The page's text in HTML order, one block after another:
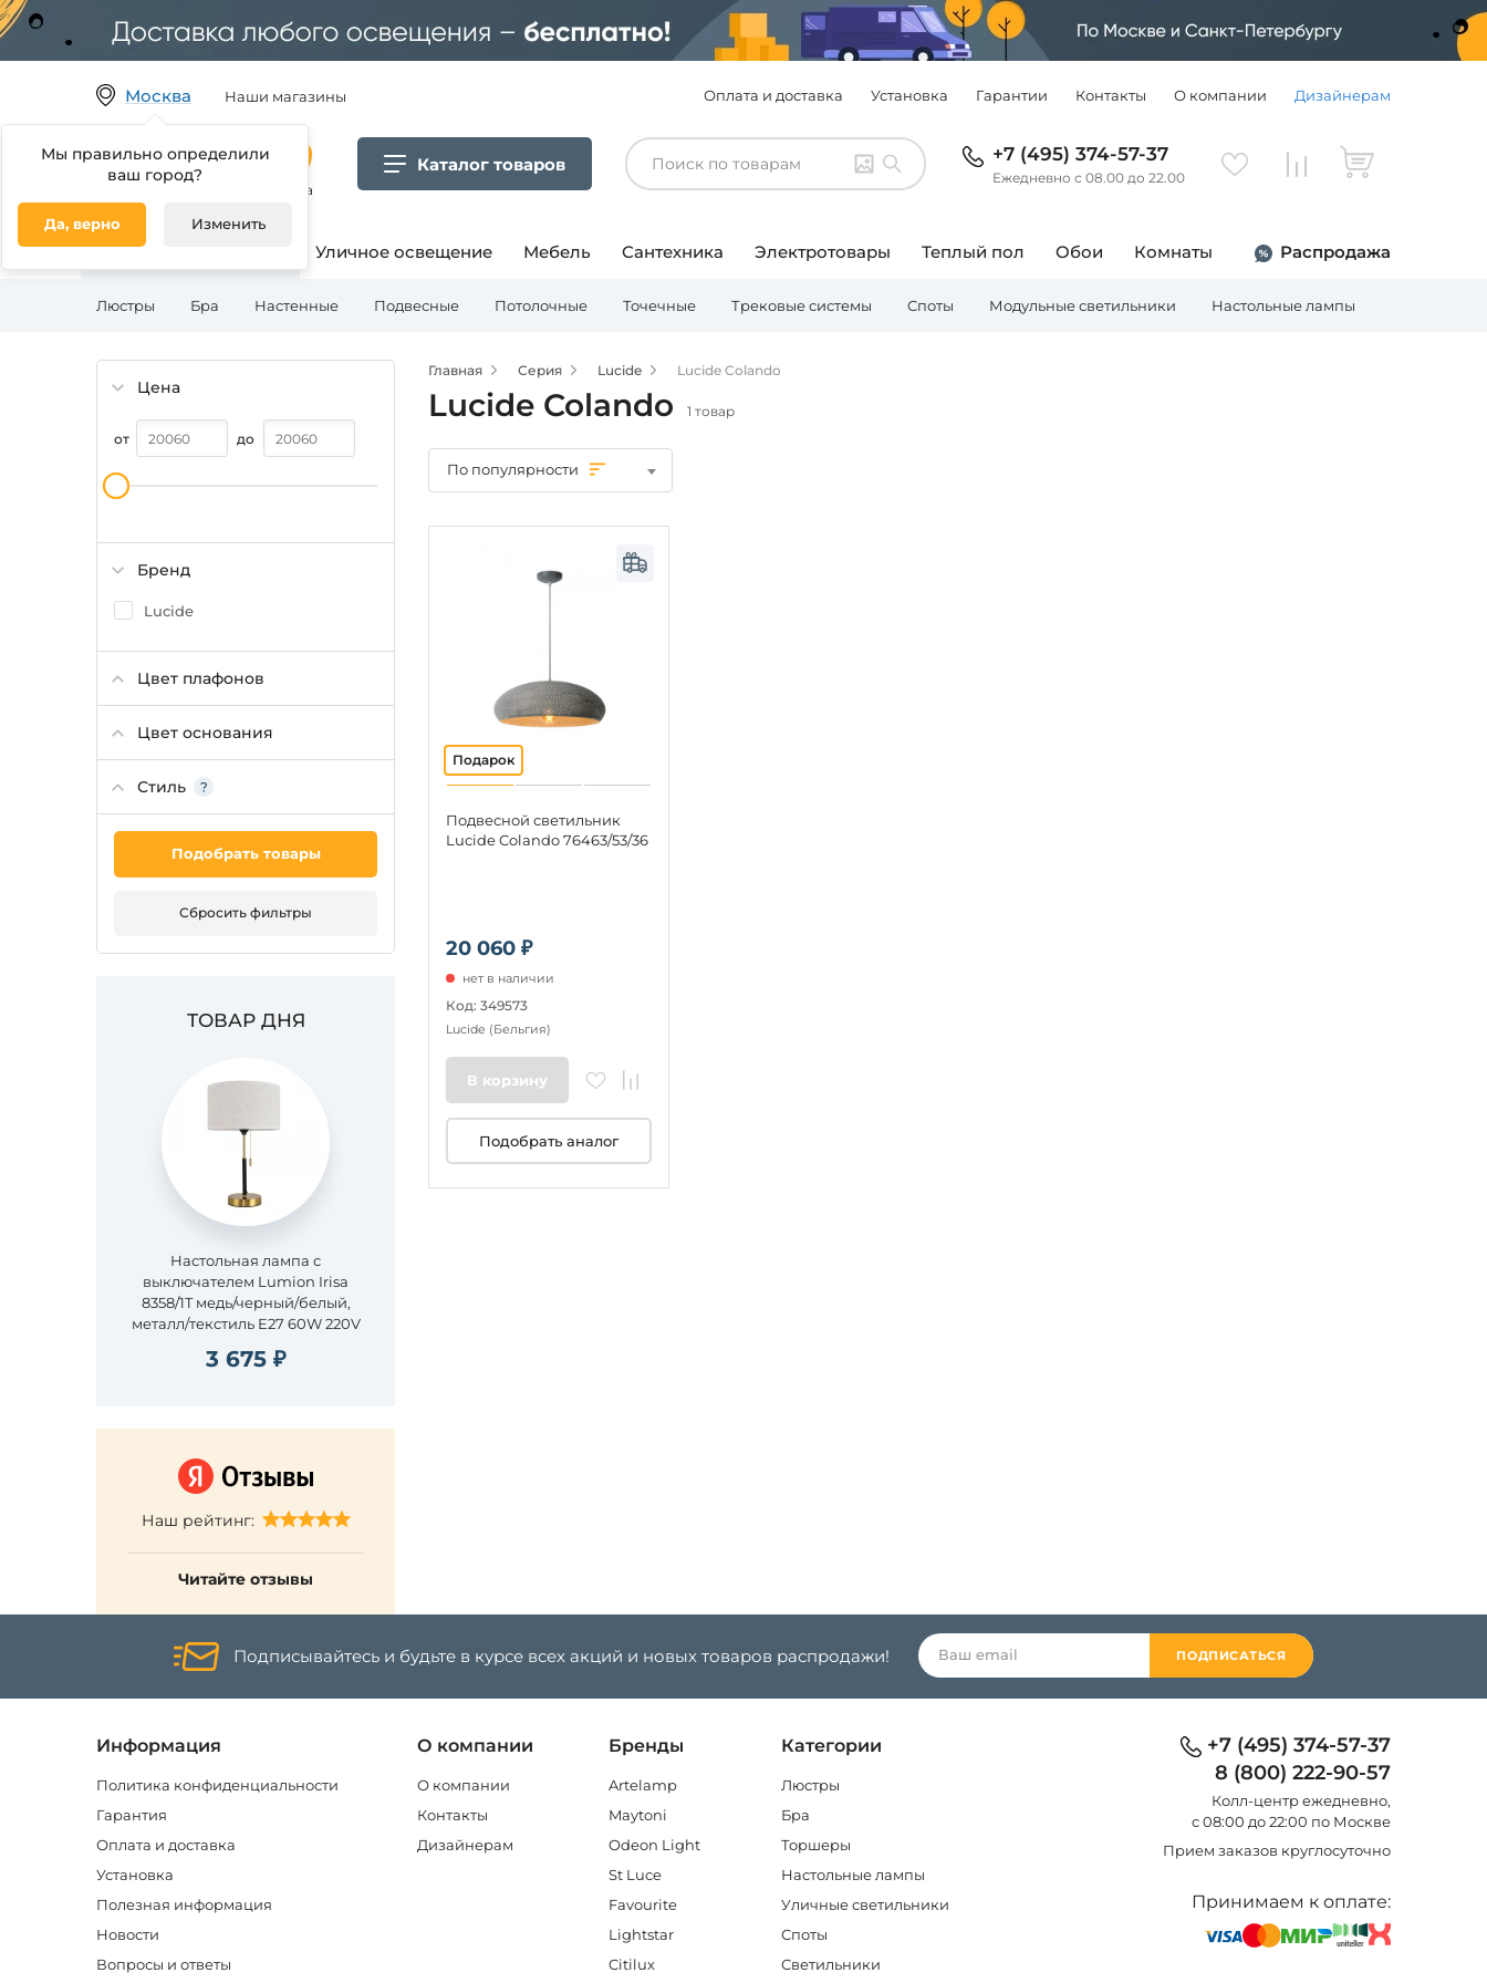
Москва
Мы правильно определили
ваш город?
Да, верно Изменить
Наши магазины Оплата и доставка Установка Гарантии Контакты О компании Дизайнерам
Гипермаркет товаров для дома
Каталог товаров +7 (495) 374-57-37
Ежедневно с 08.00 до 22.00
Освещение для дома Уличное освещение Мебель Сантехника Электротовары Теплый пол Обои Комнаты Распродажа
Люстры Бра Настенные Подвесные Потолочные Точечные Трековые системы Споты Модульные светильники Настольные лампы
Цена
от до
Бренд
Lucide
Цвет плафонов
Цвет основания
Стиль
Подобрать товары
Сбросить фильтры
ТОВАР ДНЯ
Настольная лампа с
выключателем Lumion Irisa
8358/1T медь/черный/белый,
металл/текстиль E27 60W 220V
3 675 ₽
Наш рейтинг:
Читайте отзывы
Главная Серия Lucide Lucide Colando
Lucide Colando 1 товар
По популярности
20 060 ₽
Подвесной светильник
Lucide Colando 76463/53/36
нет в наличии
Код: 349573
Lucide (Бельгия)
В корзину
Подобрать аналог
Подписывайтесь и будьте в курсе всех акций и новых товаров распродажи! ПОДПИСАТЬСЯ
Информация
Политика конфиденциальности
Гарантия
Оплата и доставка
Установка
Полезная информация
Новости
Вопросы и ответы
О компании
О компании
Контакты
Дизайнерам
Бренды
Artelamp
Maytoni
Odeon Light
St Luce
Favourite
Lightstar
Citilux
Категории
Люстры
Бра
Торшеры
Настольные лампы
Уличные светильники
Споты
Светильники
+7 (495) 374-57-37
8 (800) 222-90-57
Колл-центр eжедневно,
с 08:00 до 22:00 по Москве
Прием заказов круглосуточно
Принимаем к оплате: